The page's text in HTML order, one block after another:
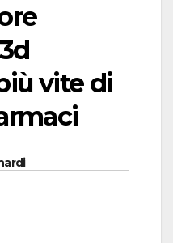
vite di